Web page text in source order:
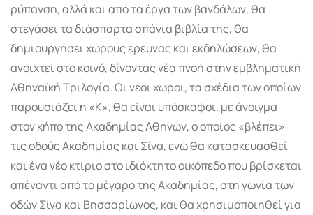
ρύπανση, αλλά και από τα έργα των βανδάλων, θα
στεγάσει τα διάσπαρτα σπάνια βιβλία της, θα
δημιουργήσει χώρους έρευνας και εκδηλώσεων, θα
ανοιχτεί στο κοινό, δίνοντας νέα πνοή στην εμβληματική
Αθηναϊκή Τριλογία. Οι νέοι χώροι, τα σχέδια των οποίων
παρουσιάζει η «Κ», θα είναι υπόσκαφοι, με άνοιγμα
στον κήπο της Ακαδημίας Αθηνών, ο οποίος «βλέπει»
τις οδούς Ακαδημίας και Σίνα, ενώ θα κατασκευασθεί
και ένα νέο κτίριο στο ιδιόκτητο οικόπεδο που βρίσκεται
απέναντι από το μέγαρο της Ακαδημίας, στη γωνία των
οδών Σίνα και Βησσαρίωνος, και θα χρησιμοποιηθεί για